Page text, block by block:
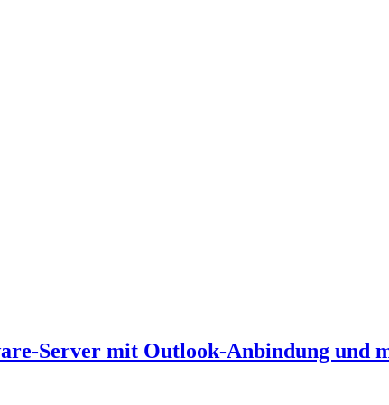
Server mit Outlook-Anbindung und